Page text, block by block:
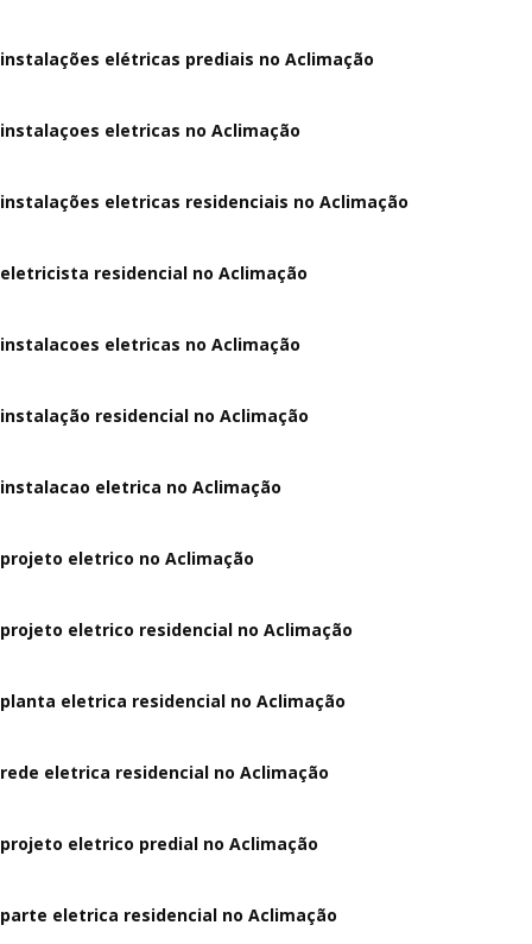
instalações elétricas prediais no Aclimação
instalaçoes eletricas no Aclimação
instalações eletricas residenciais no Aclimação
eletricista residencial no Aclimação
instalacoes eletricas no Aclimação
instalação residencial no Aclimação
instalacao eletrica no Aclimação
projeto eletrico no Aclimação
projeto eletrico residencial no Aclimação
planta eletrica residencial no Aclimação
rede eletrica residencial no Aclimação
projeto eletrico predial no Aclimação
parte eletrica residencial no Aclimação